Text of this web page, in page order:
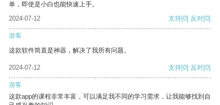
单，即使是小白也能快速上手。
2024-07-12
支持[0] 反对[0]
游客
这款软件简直是神器，解决了我所有问题。
2024-07-12 支持[0] 反对[0]
游客
这款app的课程非常丰富，可以满足我不同的学习需求，让我能够找到自